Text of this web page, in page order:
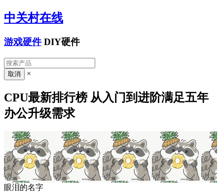
中关村在线
游戏硬件 DIY硬件
×
CPU最新排行榜 从入门到进阶满足五年
办公升级需求
眼泪的名字